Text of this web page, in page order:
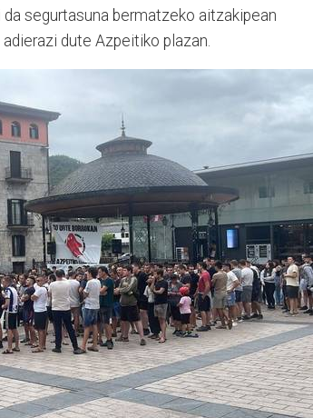
segurtasuna bermatzeko aitzakipean
dute Azpeitiko plazan.